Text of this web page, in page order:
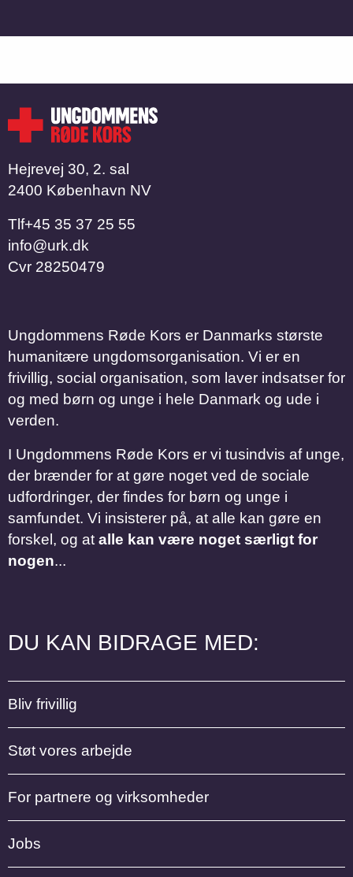
Hejrevej 30, 2. sal
2400 København NV
Tlf​​​​​​​+45 35 37 25 55
info@urk.dk
Cvr 28250479
Ungdommens Røde Kors er Danmarks største
humanitære ungdomsorganisation. Vi er en
frivillig, social organisation, som laver indsatser for
og med børn og unge i hele Danmark og ude i
verden.
I Ungdommens Røde Kors er vi tusindvis af unge,
der brænder for at gøre noget ved de sociale
udfordringer, der findes for børn og unge i
samfundet. Vi insisterer på, at alle kan gøre en
forskel, og at alle kan være noget særligt for
nogen...
DU KAN BIDRAGE MED:
Bliv frivillig
Støt vores arbejde
For partnere og virksomheder
Jobs